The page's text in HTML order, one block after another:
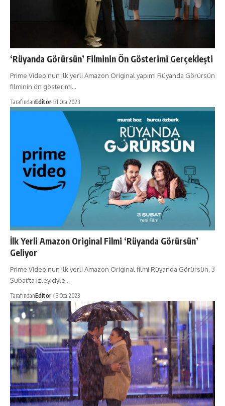
‘Rüyanda Görürsün’ Filminin Ön Gösterimi Gerçekleşti
Prime Video’nun ilk yerli Amazon Original yapımı Rüyanda Görürsün
filminin ön gösterimi…
TarafındanEditör 31 Oca 2023
İlk Yerli Amazon Original Filmi ‘Rüyanda Görürsün’
Geliyor
Prime Video’nun ilk yerli Amazon Original filmi Rüyanda Görürsün, 3
Şubat'ta izleyiciyle…
TarafındanEditör 13 Oca 2023